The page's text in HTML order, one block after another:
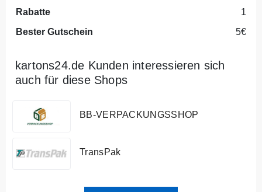
Rabatte
1
Bester Gutschein
5€
kartons24.de Kunden interessieren sich
auch für diese Shops
BB-VERPACKUNGSSHOP
TransPak